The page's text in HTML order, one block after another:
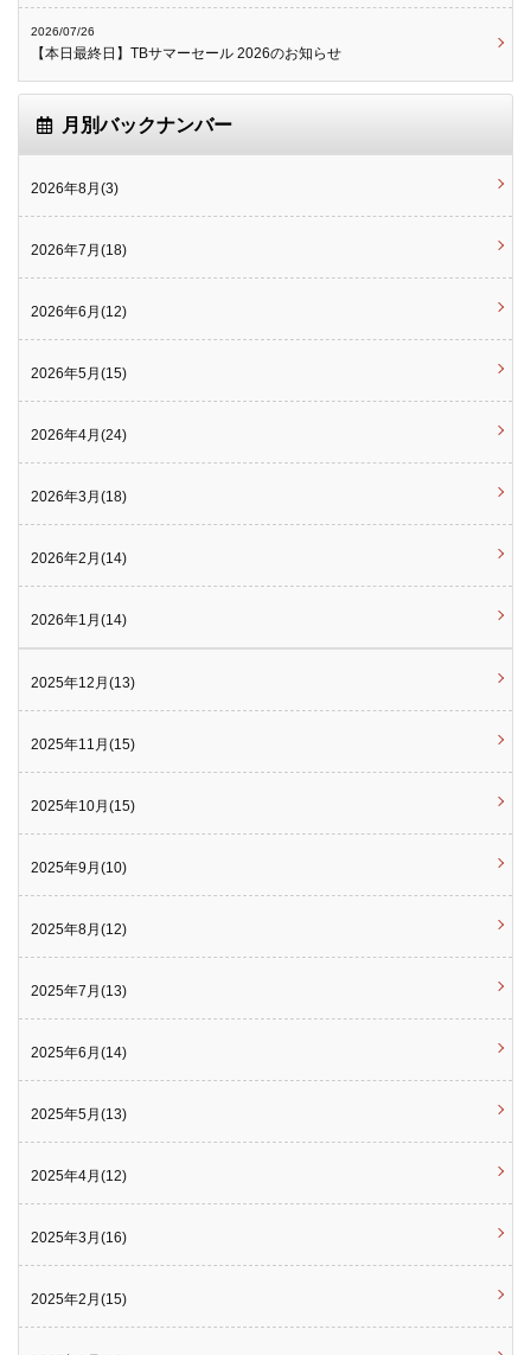
2026/07/26
【本日最終日】TBサマーセール 2026のお知らせ
月別バックナンバー
2026年8月(3)
2026年7月(18)
2026年6月(12)
2026年5月(15)
2026年4月(24)
2026年3月(18)
2026年2月(14)
2026年1月(14)
2025年12月(13)
2025年11月(15)
2025年10月(15)
2025年9月(10)
2025年8月(12)
2025年7月(13)
2025年6月(14)
2025年5月(13)
2025年4月(12)
2025年3月(16)
2025年2月(15)